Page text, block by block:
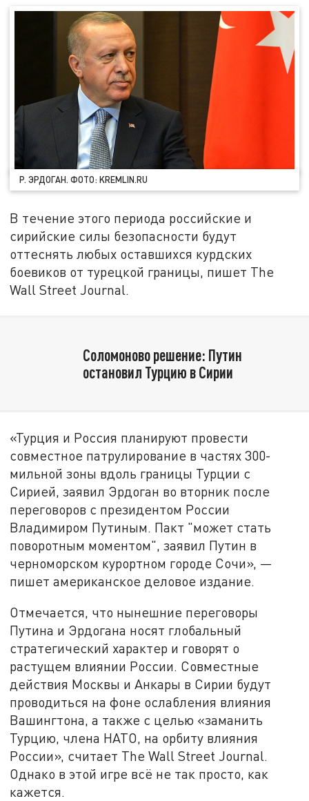
Р. ЭРДОГАН. ФОТО: KREMLIN.RU
В течение этого периода российские и
сирийские силы безопасности будут
оттеснять любых оставшихся курдских
боевиков от турецкой границы, пишет The
Wall Street Journal.
Соломоново решение: Путин
остановил Турцию в Сирии
«Турция и Россия планируют провести
совместное патрулирование в частях 300-
мильной зоны вдоль границы Турции с
Сирией, заявил Эрдоган во вторник после
переговоров с президентом России
Владимиром Путиным. Пакт "может стать
поворотным моментом", заявил Путин в
черноморском курортном городе Сочи», —
пишет американское деловое издание.
Отмечается, что нынешние переговоры
Путина и Эрдогана носят глобальный
стратегический характер и говорят о
растущем влиянии России. Совместные
действия Москвы и Анкары в Сирии будут
проводиться на фоне ослабления влияния
Вашингтона, а также с целью «заманить
Турцию, члена НАТО, на орбиту влияния
России», считает The Wall Street Journal.
Однако в этой игре всё не так просто, как
кажется.